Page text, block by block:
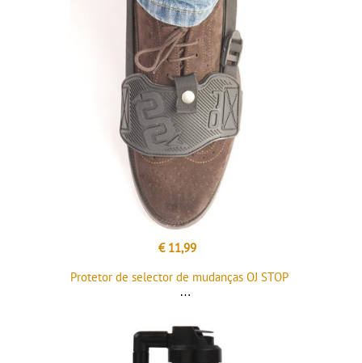
€ 11,99
Protetor de selector de mudanças OJ STOP